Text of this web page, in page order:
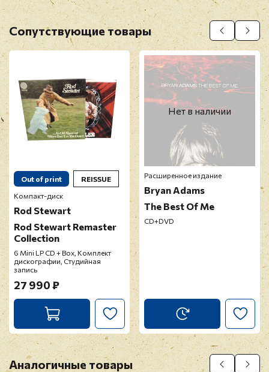
Имя*
E-mail*
Отзыв*
Оставить отзыв
Перед публикацией отзывы проходят
модерацию
Сопутствующие товары
Out of print
REISSUE
Компакт-диск
Rod Stewart
Rod Stewart Remaster
Collection
6 Mini LP CD + Box, Комплект
дискографии, Студийная
запись
27 990 ₽
Нет в наличии
Расширенное издание
Bryan Adams
The Best Of Me
CD+DVD
Аналогичные товары